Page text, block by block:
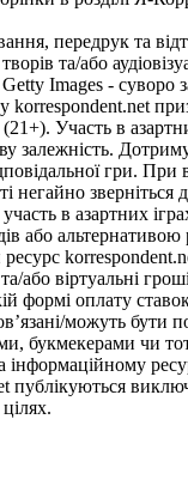
передрук та
та/або
Images - суворо
korrespondent.net
Участь в
залежність.
гри. При
негайно зверніться
в азартних
або альтернативою
або віртуальні
формі оплату
можуть бути
букмекерами чи
інформаційному
публікуються